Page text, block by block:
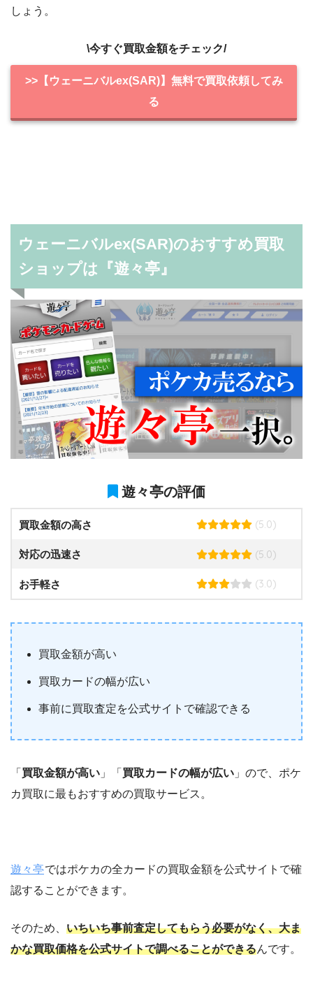
しょう。
\今すぐ買取金額をチェック/
>>【ウェーニバルex(SAR)】無料で買取依頼してみ
る
ウェーニバルex(SAR)のおすすめ買取
ショップは『遊々亭』
遊々亭の評価
買取金額の高さ (5.0)
対応の迅速さ (5.0)
お手軽さ (3.0)
買取金額が高い
買取カードの幅が広い
事前に買取査定を公式サイトで確認できる
「 買取金額が高い 」「 買取カードの幅が広い 」ので、ポケ
カ買取に最もおすすめの買取サービス。
遊々亭ではポケカの全カードの買取金額を公式サイトで確
認することができます。
そのため、 いちいち事前査定してもらう必要がなく、大ま
かな買取価格を公式サイトで調べることができるんです。